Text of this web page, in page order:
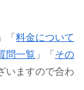
」「 料金について
問一覧 」「 その
いますので合わ